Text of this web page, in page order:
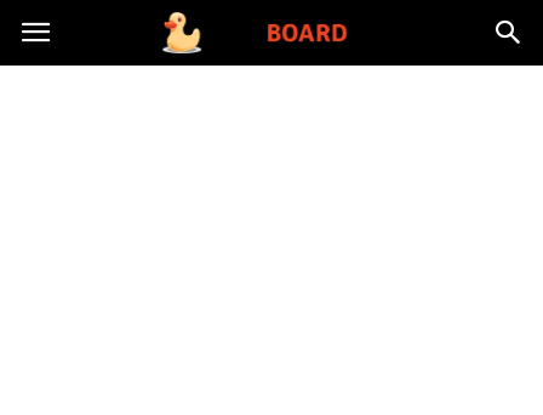
Toysboard.pl